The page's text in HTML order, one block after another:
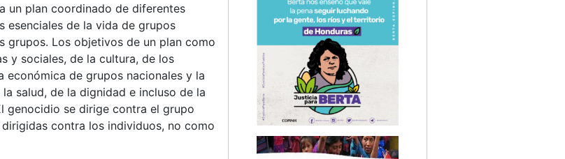
un plan coordinado de diferentes
esenciales de la vida de grupos
grupos. Los objetivos de un plan como
y sociales, de la cultura, de los
económica de grupos nacionales y la
salud, de la dignidad e incluso de la
genocidio se dirige contra el grupo
contra los individuos, no como